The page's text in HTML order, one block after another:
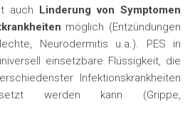
auch Linderung von Symptomen
möglich (Entzündungen
Neurodermitis u.a.). PES in
einsetzbare Flüssigkeit, die
Infektionskrankheiten
werden kann (Grippe,